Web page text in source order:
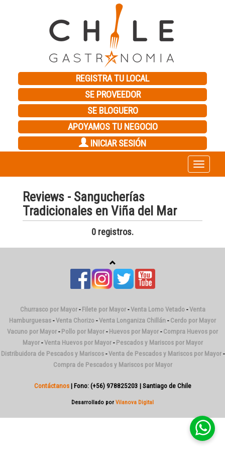
REGISTRA TU LOCAL
SE PROVEEDOR
SE BLOGUERO
APOYAMOS TU NEGOCIO
INICIAR SESIÓN
Toggle
navigation
Reviews - Sangucherías
Tradicionales en Viña del Mar
0 registros.
Churrasco por Mayor- Filete por Mayor-Venta Lomo Vetado-Venta
Hamburguesas -Venta Chorizo -Venta Longaniza Chillán - Cerdo por Mayor
Vacuno por Mayor - Pollo por Mayor - Huevos por Mayor - Compra Huevos por
Mayor-Venta Huevos por Mayor- Pescados y Mariscos por Mayor
Distribuidora de Pescados y Mariscos-Venta de Pescados y Mariscos por Mayor-
Compra de Pescados y Mariscos por Mayor
Contáctanos| Fono: (+56) 978825203 | Santiago de Chile
Desarrollado por Vilanova Digital